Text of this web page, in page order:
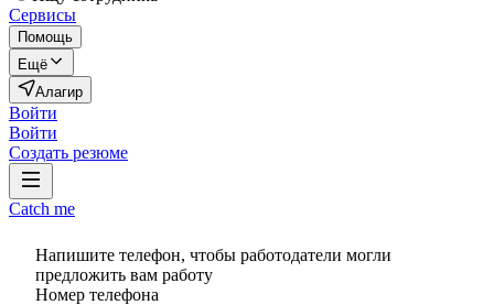
Сервисы
Помощь
Ещё
Алагир
Войти
Войти
Создать резюме
Catch me
Напишите телефон, чтобы работодатели могли
предложить вам работу
Номер телефона